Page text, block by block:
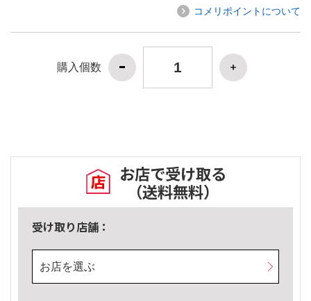
コメリポイントについて
購入個数
お店で受け取る
（送料無料）
受け取り店舗：
お店を選ぶ